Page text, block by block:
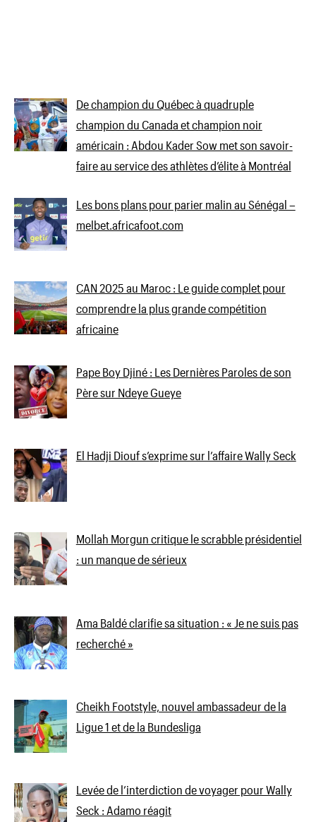
De champion du Québec à quadruple
champion du Canada et champion noir
américain : Abdou Kader Sow met son savoir-
faire au service des athlètes d’élite à Montréal
Les bons plans pour parier malin au Sénégal –
melbet.africafoot.com
CAN 2025 au Maroc : Le guide complet pour
comprendre la plus grande compétition
africaine
Pape Boy Djiné : Les Dernières Paroles de son
Père sur Ndeye Gueye
El Hadji Diouf s’exprime sur l’affaire Wally Seck
Mollah Morgun critique le scrabble présidentiel
: un manque de sérieux
Ama Baldé clarifie sa situation : « Je ne suis pas
recherché »
Cheikh Footstyle, nouvel ambassadeur de la
Ligue 1 et de la Bundesliga
Levée de l’interdiction de voyager pour Wally
Seck : Adamo réagit